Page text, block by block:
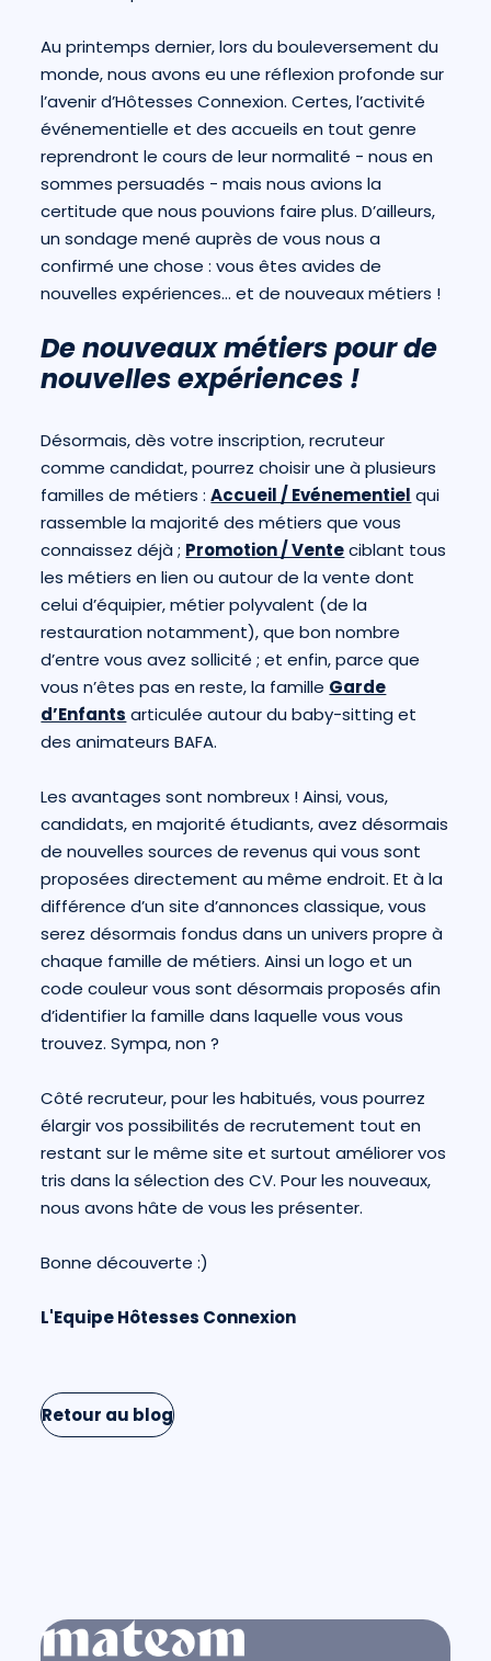
Au printemps dernier, lors du bouleversement du
monde, nous avons eu une réflexion profonde sur
l’avenir d’Hôtesses Connexion. Certes, l’activité
événementielle et des accueils en tout genre
reprendront le cours de leur normalité - nous en
sommes persuadés - mais nous avions la
certitude que nous pouvions faire plus. D’ailleurs,
un sondage mené auprès de vous nous a
confirmé une chose : vous êtes avides de
nouvelles expériences… et de nouveaux métiers !
De nouveaux métiers pour de
nouvelles expériences !
Désormais, dès votre inscription, recruteur
comme candidat, pourrez choisir une à plusieurs
familles de métiers :Accueil / Evénementiel qui
rassemble la majorité des métiers que vous
connaissez déjà ; Promotion / Venteciblant tous
les métiers en lien ou autour de la vente dont
celui d’équipier, métier polyvalent (de la
restauration notamment), que bon nombre
d’entre vous avez sollicité ; et enfin, parce que
vous n’êtes pas en reste, la famille Garde
d’Enfants articulée autour du baby-sitting et
des animateurs BAFA.
Les avantages sont nombreux ! Ainsi, vous,
candidats, en majorité étudiants, avez désormais
de nouvelles sources de revenus qui vous sont
proposées directement au même endroit. Et à la
différence d’un site d’annonces classique, vous
serez désormais fondus dans un univers propre à
chaque famille de métiers. Ainsi un logo et un
code couleur vous sont désormais proposés afin
d’identifier la famille dans laquelle vous vous
trouvez. Sympa, non ?
Côté recruteur, pour les habitués, vous pourrez
élargir vos possibilités de recrutement tout en
restant sur le même site et surtout améliorer vos
tris dans la sélection des CV. Pour les nouveaux,
nous avons hâte de vous les présenter.
Bonne découverte :)
L'Equipe Hôtesses Connexion
Retour au blog